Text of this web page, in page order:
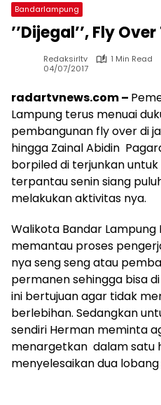
Bandarlampung
’’Dijegal’’, Fly
Redaksirltv
1 Min Read
04/07/2017
radartvnews.com –
Lampung terus menuai
pembangunan fly over di
hingga Zainal Abidin
borpiled di terjunkan
terpantau senin siang
melakukan aktivitas nya.
Walikota Bandar
memantau proses
nya seng seng atau
permanen sehingga bisa
ini bertujuan agar tidak
berlebihan. Sedangkan
sendiri Herman meminta
menargetkan dalam satu
menyelesaikan dua